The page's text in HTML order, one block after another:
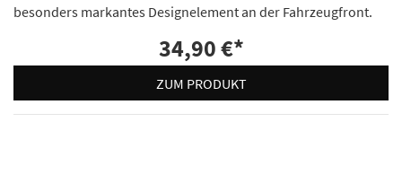
besonders markantes Designelement an der Fahrzeugfront.
34,90 €*
ZUM PRODUKT